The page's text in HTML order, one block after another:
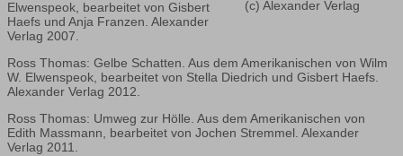
(c) Alexander Verlag
Elwenspeok, bearbeitet von Gisbert
Haefs und Anja Franzen. Alexander
Verlag 2007.
Ross Thomas: Gelbe Schatten. Aus dem Amerikanischen von Wilm
W. Elwenspeok, bearbeitet von Stella Diedrich und Gisbert Haefs.
Alexander Verlag 2012.
Ross Thomas: Umweg zur Hölle. Aus dem Amerikanischen von
Edith Massmann, bearbeitet von Jochen Stremmel. Alexander
Verlag 2011.